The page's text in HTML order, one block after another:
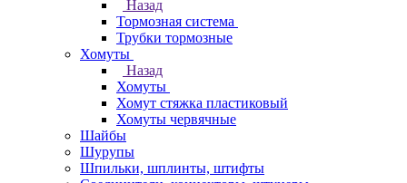
Назад
Тормозная система
Трубки тормозные
Хомуты
Назад
Хомуты
Хомут стяжка пластиковый
Хомуты червячные
Шайбы
Шурупы
Шпильки, шплинты, штифты